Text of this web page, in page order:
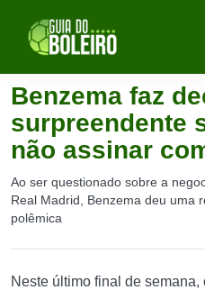
Benzema faz
surpreendente
não assinar
Ao ser questionado sobre a
Real Madrid, Benzema deu uma
polêmica
Neste último final de semana,